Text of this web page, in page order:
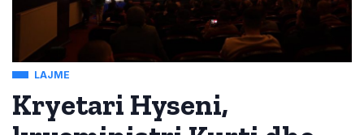
LAJME
Kryetari Hyseni,